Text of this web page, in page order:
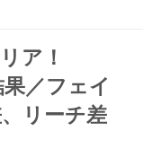
中！大会前に必
発 presents
公開計
ヌルハン・ズマ
日行われ...
ア！
／フェイ
リーチ差